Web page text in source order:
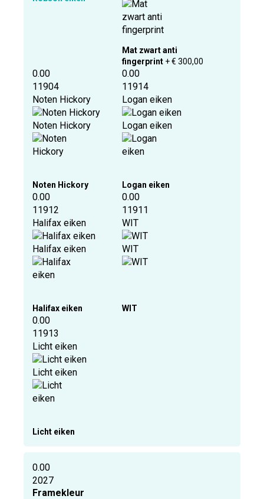
Mat zwart anti
fingerprint + € 300,00
0.00
11904
Noten Hickory
Noten Hickory
Noten Hickory
0.00
11914
Logan eiken
Logan eiken
Logan eiken
0.00
11912
Halifax eiken
Halifax eiken
Halifax eiken
0.00
11911
WIT
WIT
WIT
0.00
11913
Licht eiken
Licht eiken
Licht eiken
0.00
2027
Framekleur